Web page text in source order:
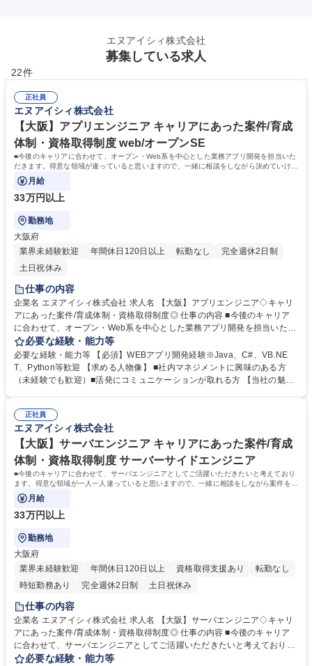
エヌアイシィ株式会社
募集している求人
22件
正社員
エヌアイシィ株式会社
【大阪】アプリエンジニア キャリアにあった案件/育成
体制・資格取得制度 web/オープンSE
■今後のキャリアに合わせて、オープン・Web系を中心とした業務アプリ開発を担当いた
だきます。得意な領域が違っていると思いますので、一緒に相談をしながら決めていけれ
ばと思います。
月給
33万円以上
勤務地
大阪府
業界未経験歓迎
年間休日120日以上 転勤なし
完全週休2日制
土日祝休み
仕事の内容
企業名 エヌアイシィ株式会社 求人名 【大阪】アプリエンジニア◇キャリ
アにあった案件/育成体制・資格取得制度◎ 仕事の内容 ■今後のキャリア
に合わせて、オープン・Web系を中心とした業務アプリ開発を担当いただ
きます。得意な領域が違っていると思いますので、一緒に相談をしながら
決めていければと思います。 ≪案件例≫上流工程から幅広く担当していた
だけます！ ■通信会社で使用されるシステム開発（Java/HTML） ■コール
センターで使用される顧客管理システム開（Java/JavaScript）■製造業向
集職種 【大阪】アプリエンジニア◇キャリアにあった案件/育成体制・資
格取得制度◎
必要な経験・能力等
必要な経験・能力等 【必須】WEBアプリ開発経験※Java、C#、VB.NE
T、Python等歓迎 【求める人物像】 ■社内マネジメントに興味のある方
（未経験でも歓迎）■活発にコミュニケーションが取れる方 【当社の魅
ーが多く、少しでも困った事があれば、気軽に相談できる環境です！ ★資
格取得制度：指定する資格を取得した方にお祝い金を最長3年間（毎月）
支給しております。資格取得できた場合、受験料の全額負担有 学歴・資格
学歴：大学院 大学 高専 短大 専修学校 高校 語学力： 資格：
正社員
エヌアイシィ株式会社
【大阪】サーバエンジニア キャリアにあった案件/育成
体制・資格取得制度 サーバーサイドエンジニア
■今後のキャリアに合わせて、サーバエンジニアとしてご活躍いただきたいと考えており
ます。得意な領域が一人一人違っていると思いますので、一緒に相談をしながら案件を決
めていければと思います。
月給
33万円以上
勤務地
大阪府
業界未経験歓迎
年間休日120日以上 資格取得支援あり
転勤なし
時短勤務あり
完全週休2日制 土日祝休み
仕事の内容
企業名 エヌアイシィ株式会社 求人名 【大阪】サーバエンジニア◇キャリ
アにあった案件/育成体制・資格取得制度◎ 仕事の内容 ■今後のキャリア
に合わせて、サーバエンジニアとしてご活躍いただきたいと考えておりま
す。得意な領域が一人一人違っていると思いますので、一緒に相談をしな
必要な経験・能力等